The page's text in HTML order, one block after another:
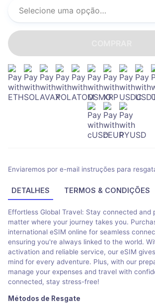
Selecione uma opção…
Enviaremos por e-mail instruções para
DETALHES TERMOS & CONDIÇÕES
Effortless Global Travel: Stay connected and
matter where your journey takes you.
international eSIM online for seamless
ensuring you're always linked to the world.
activation and reliable service, our eSIM
mind for every adventure. Plus, with our
manage your expenses and travel with
connected, stay stress-free!
Métodos de Resgate